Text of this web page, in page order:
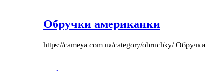
Обручки американки
https://cameya.com.ua/category/obruchky/Обручки